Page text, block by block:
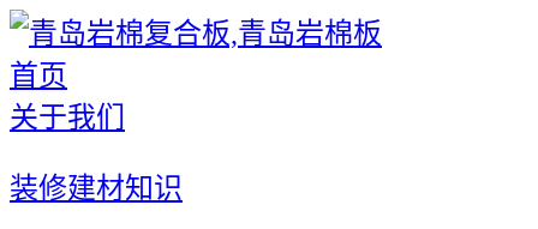
首页
关于我们
装修建材知识